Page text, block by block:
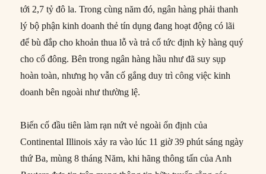
tới 2,7 tỷ đô la. Trong cùng năm đó, ngân hàng phải thanh
lý bộ phận kinh doanh thẻ tín dụng đang hoạt động có lãi
để bù đắp cho khoản thua lỗ và trả cổ tức định kỳ hàng quý
cho cổ đông. Bên trong ngân hàng hầu như đã suy sụp
hoàn toàn, nhưng họ vẫn cố gắng duy trì công việc kinh
doanh bên ngoài như thường lệ.
Biến cố đầu tiên làm rạn nứt vẻ ngoài ổn định của
Continental Illinois xảy ra vào lúc 11 giờ 39 phút sáng ngày
thứ Ba, mùng 8 tháng Năm, khi hãng thông tấn của Anh